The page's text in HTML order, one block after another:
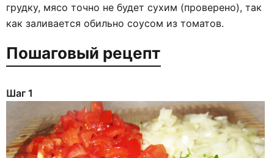
грудку, мясо точно не будет сухим (проверено), так
как заливается обильно соусом из томатов.
Пошаговый рецепт
Шаг 1